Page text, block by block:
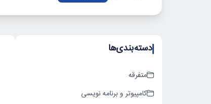
دسته‌بندی‌ها
متفرقه
کامپیوتر و برنامه نویسی